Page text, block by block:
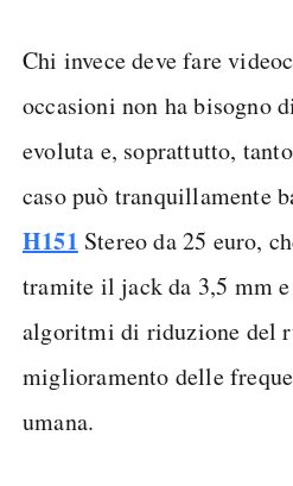
Chi invece deve fare
occasioni non ha bisogno
evoluta e, soprattutto,
caso può tranquillamente
H151 Stereo da 25 euro,
tramite il jack da 3,5 mm
algoritmi di riduzione del
miglioramento delle
umana.